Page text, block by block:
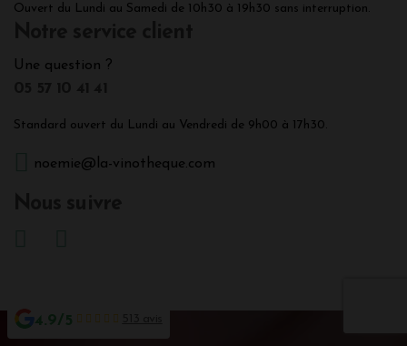
Ouvert du Lundi au Samedi de 10h30 à 19h30 sans interruption.
Une question ?
Standard ouvert du Lundi au Vendredi de 9h00 à 17h30.
noemie@la-vinotheque.com
4.9/5